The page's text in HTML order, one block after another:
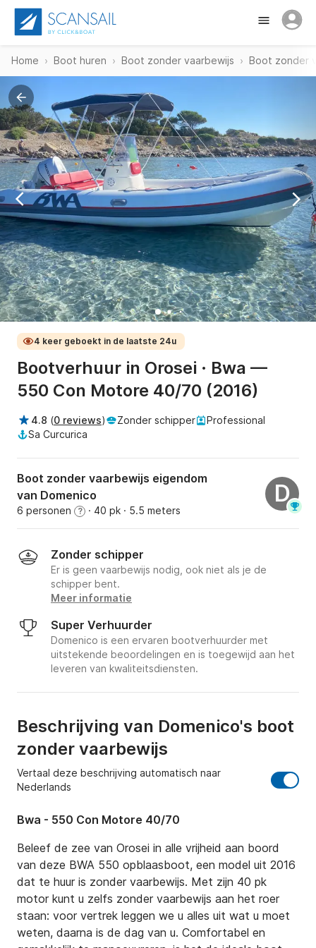
Home Boot huren Boot zonder vaarbewijs Boot zonder
4 keer geboekt in de laatste 24u
Bootverhuur in Orosei · Bwa —
550 Con Motore 40/70 (2016)
4.8 (0 reviews) Zonder schipper
Professional
Sa Curcurica
Boot zonder vaarbewijs eigendom
van Domenico
6 personen ? · 40 pk · 5.5 meters
D
Zonder schipper
Er is geen vaarbewijs nodig, ook niet als je de
schipper bent.
Meer informatie
Super Verhuurder
Domenico is een ervaren bootverhuurder met
uitstekende beoordelingen en is toegewijd aan het
leveren van kwaliteitsdiensten.
Beschrijving van Domenico's boot
zonder vaarbewijs
Vertaal deze beschrijving automatisch naar
Nederlands
Bwa - 550 Con Motore 40/70
Beleef de zee van Orosei in alle vrijheid aan boord
van deze BWA 550 opblaasboot, een model uit 2016
dat te huur is zonder vaarbewijs. Met zijn 40 pk
motor kunt u zelfs zonder vaarbewijs aan het roer
staan: voor vertrek leggen we u alles uit wat u moet
weten, daarna is de dag van u. Comfortabel en